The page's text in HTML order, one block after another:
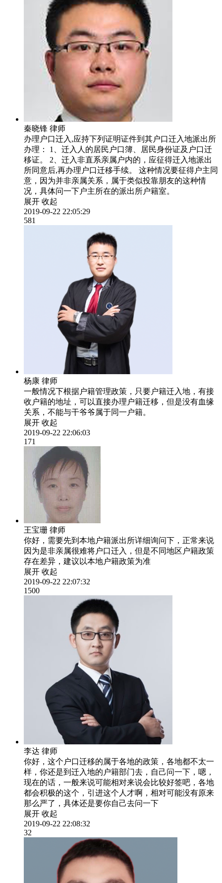
秦晓锋 律师
办理户口迁入,应持下列证明证件到其户口迁入地派出所
办理： 1、迁入人的居民户口簿、居民身份证及户口迁
移证。 2、迁入非直系亲属户内的，应征得迁入地派出
所同意后,再办理户口迁移手续。 这种情况要征得户主同
意，因为并非亲属关系，属于类似投靠朋友的这种情
况，具体问一下户主所在的派出所户籍室。
展开 收起
2019-09-22 22:05:29
581
杨康 律师
一般情况下根据户籍管理政策，只要户籍迁入地，有接
收户籍的地址，可以直接办理户籍迁移，但是没有血缘
关系，不能与干爷爷属于同一户籍。
展开 收起
2019-09-22 22:06:03
171
王宝珊 律师
你好，需要先到本地户籍派出所详细询问下，正常来说
因为是非亲属很难将户口迁入，但是不同地区户籍政策
存在差异，建议以本地户籍政策为准
展开 收起
2019-09-22 22:07:32
1500
李达 律师
你好，这个户口迁移的属于各地的政策，各地都不太一
样，你还是到迁入地的户籍部门去，自己问一下，嗯，
现在的话，一般来说可能相对来说会比较好签吧，各地
都会积极的这个，引进这个人才啊，相对可能没有原来
那么严了，具体还是要你自己去问一下
展开 收起
2019-09-22 22:08:32
32